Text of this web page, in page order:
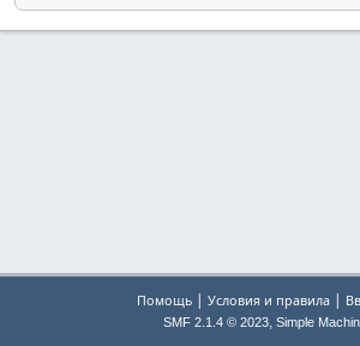
Помощь | Условия и правила |
SMF 2.1.4 © 2023, Simple